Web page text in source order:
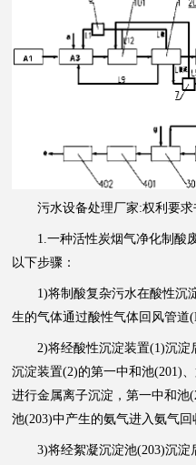
污水设备处理厂家:权利要求
1.一种活性炭烟气净化制酸
以下步骤：
1)将制酸复杂污水在酸性沉
生的气体通过酸性气体回风管
2)将经酸性沉淀装置(1)沉淀
沉淀装置(2)的第一中和池(201)
进行金属离子沉淀，第一中和池
池(203)中产生的氨气进入氨气
3)将经絮凝沉淀池(203)沉淀